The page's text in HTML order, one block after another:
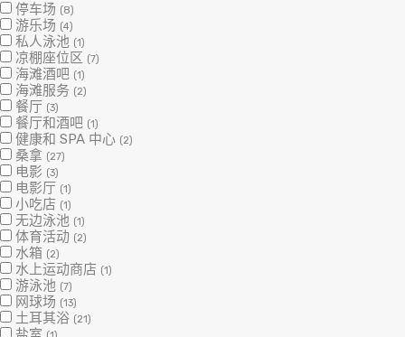
停车场 (8)
游乐场 (4)
私人泳池 (1)
凉棚座位区 (7)
海滩酒吧 (1)
海滩服务 (2)
餐厅 (3)
餐厅和酒吧 (1)
健康和 SPA 中心 (2)
桑拿 (27)
电影 (3)
电影厅 (1)
小吃店 (1)
无边泳池 (1)
体育活动 (2)
水箱 (2)
水上运动商店 (1)
游泳池 (7)
网球场 (13)
土耳其浴 (21)